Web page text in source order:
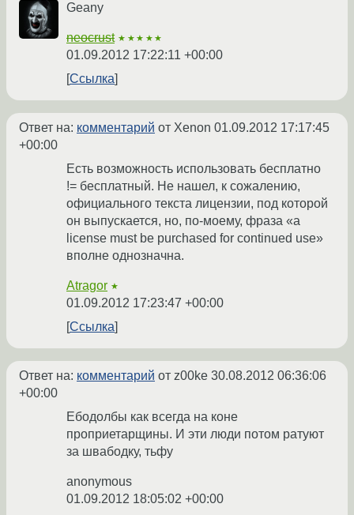
Geany
neocrust ★★★★★
01.09.2012 17:22:11 +00:00
Ссылка
Ответ на: комментарий от Xenon 01.09.2012 17:17:45
+00:00
Есть возможность использовать бесплатно
!= бесплатный. Не нашел, к сожалению,
официального текста лицензии, под которой
он выпускается, но, по-моему, фраза «a
license must be purchased for continued use»
вполне однозначна.
Atragor ★
01.09.2012 17:23:47 +00:00
Ссылка
Ответ на: комментарий от z00ke 30.08.2012 06:36:06
+00:00
Ебодолбы как всегда на коне
проприетарщины. И эти люди потом ратуют
за швабодку, тьфу
anonymous
01.09.2012 18:05:02 +00:00